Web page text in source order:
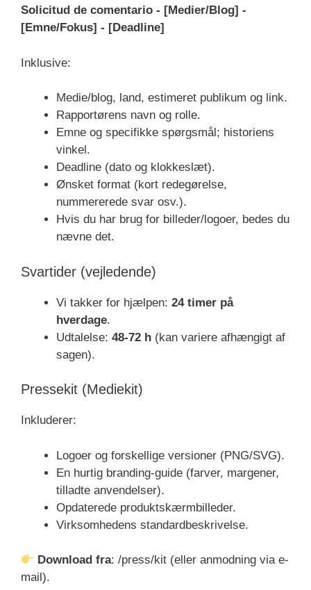
Solicitud de comentario - [Medier/Blog] -
[Emne/Fokus] - [Deadline]
Inklusive:
Medie/blog, land, estimeret publikum og link.
Rapportørens navn og rolle.
Emne og specifikke spørgsmål; historiens
vinkel.
Deadline (dato og klokkeslæt).
Ønsket format (kort redegørelse,
nummererede svar osv.).
Hvis du har brug for billeder/logoer, bedes du
nævne det.
Svartider (vejledende)
Vi takker for hjælpen: 24 timer på
hverdage.
Udtalelse: 48-72 h (kan variere afhængigt af
sagen).
Pressekit (Mediekit)
Inkluderer:
Logoer og forskellige versioner (PNG/SVG).
En hurtig branding-guide (farver, margener,
tilladte anvendelser).
Opdaterede produktskærmbilleder.
Virksomhedens standardbeskrivelse.
Download fra: /press/kit (eller anmodning via e-
mail).